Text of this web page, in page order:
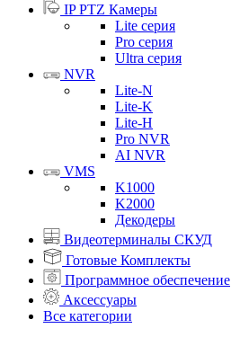
IP PTZ Камеры
Lite серия
Pro серия
Ultra серия
NVR
Lite-N
Lite-K
Lite-H
Pro NVR
AI NVR
VMS
K1000
K2000
Декодеры
Видеотерминалы СКУД
Готовые Комплекты
Программное обеспечение
Аксессуары
Все категории